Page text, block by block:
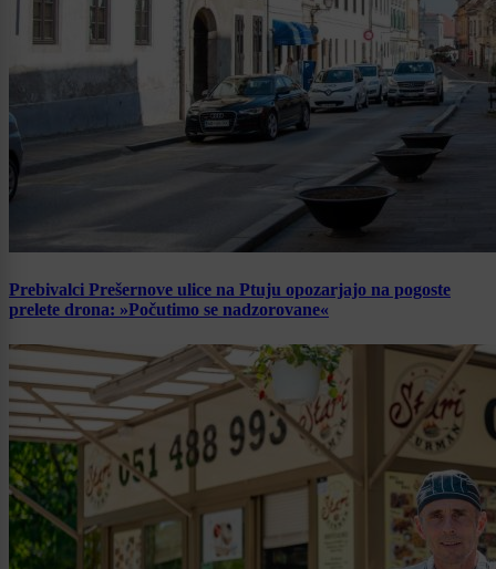
Prebivalci Prešernove ulice na Ptuju opozarjajo na pogoste
prelete drona: »Počutimo se nadzorovane«